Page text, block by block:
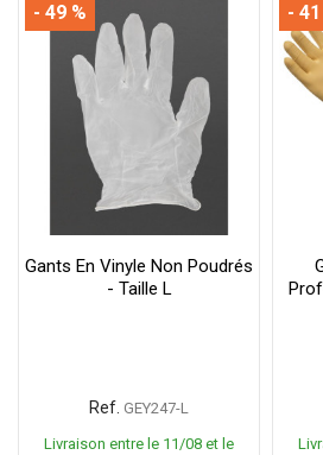
Gants En Vinyle Non Poudrés
- Taille L
Ref. GEY247-L
Livraison entre le 11/08 et le
- 49 % - 41